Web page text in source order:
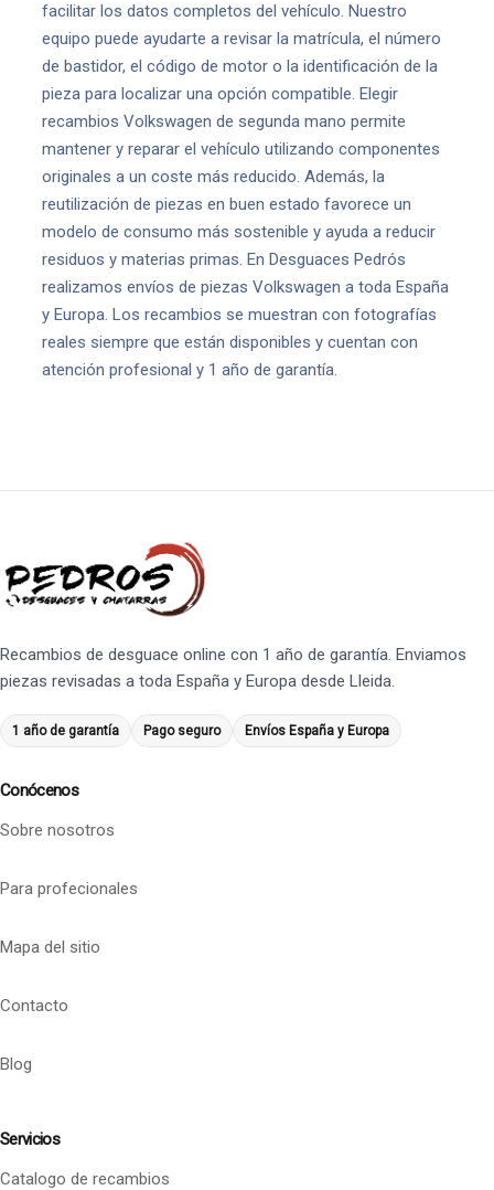
facilitar los datos completos del vehículo. Nuestro
equipo puede ayudarte a revisar la matrícula, el número
de bastidor, el código de motor o la identificación de la
pieza para localizar una opción compatible. Elegir
recambios Volkswagen de segunda mano permite
mantener y reparar el vehículo utilizando componentes
originales a un coste más reducido. Además, la
reutilización de piezas en buen estado favorece un
modelo de consumo más sostenible y ayuda a reducir
residuos y materias primas. En Desguaces Pedrós
realizamos envíos de piezas Volkswagen a toda España
y Europa. Los recambios se muestran con fotografías
reales siempre que están disponibles y cuentan con
atención profesional y 1 año de garantía.
Recambios de desguace online con 1 año de garantía. Enviamos
piezas revisadas a toda España y Europa desde Lleida.
1 año de garantía Pago seguro Envíos España y Europa
Conócenos
Sobre nosotros
Para profecionales
Mapa del sitio
Contacto
Blog
Servicios
Catalogo de recambios